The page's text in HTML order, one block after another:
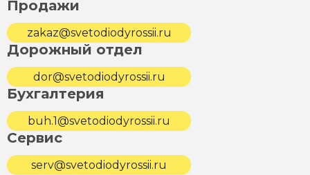
Продажи
zakaz@svetodiodyrossii.ru
Дорожный отдел
dor@svetodiodyrossii.ru
Бухгалтерия
buh.1@svetodiodyrossii.ru
Сервис
serv@svetodiodyrossii.ru